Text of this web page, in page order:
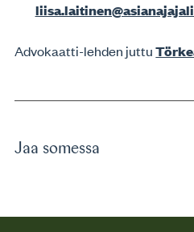
Advokaatti-lehden juttu
Jaa somessa